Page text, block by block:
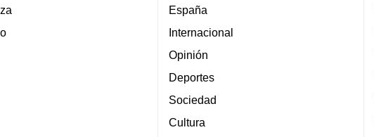
España
Internacional
Opinión
Deportes
Sociedad
Cultura